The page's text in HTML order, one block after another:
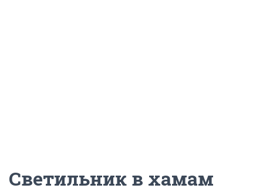
Светильник в хамам